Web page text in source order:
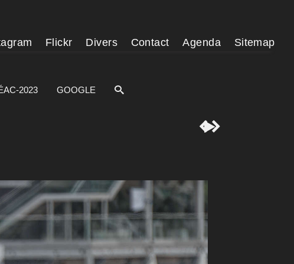
Flickr Divers Contact Agenda Sitemap
2023 GOOGLE
